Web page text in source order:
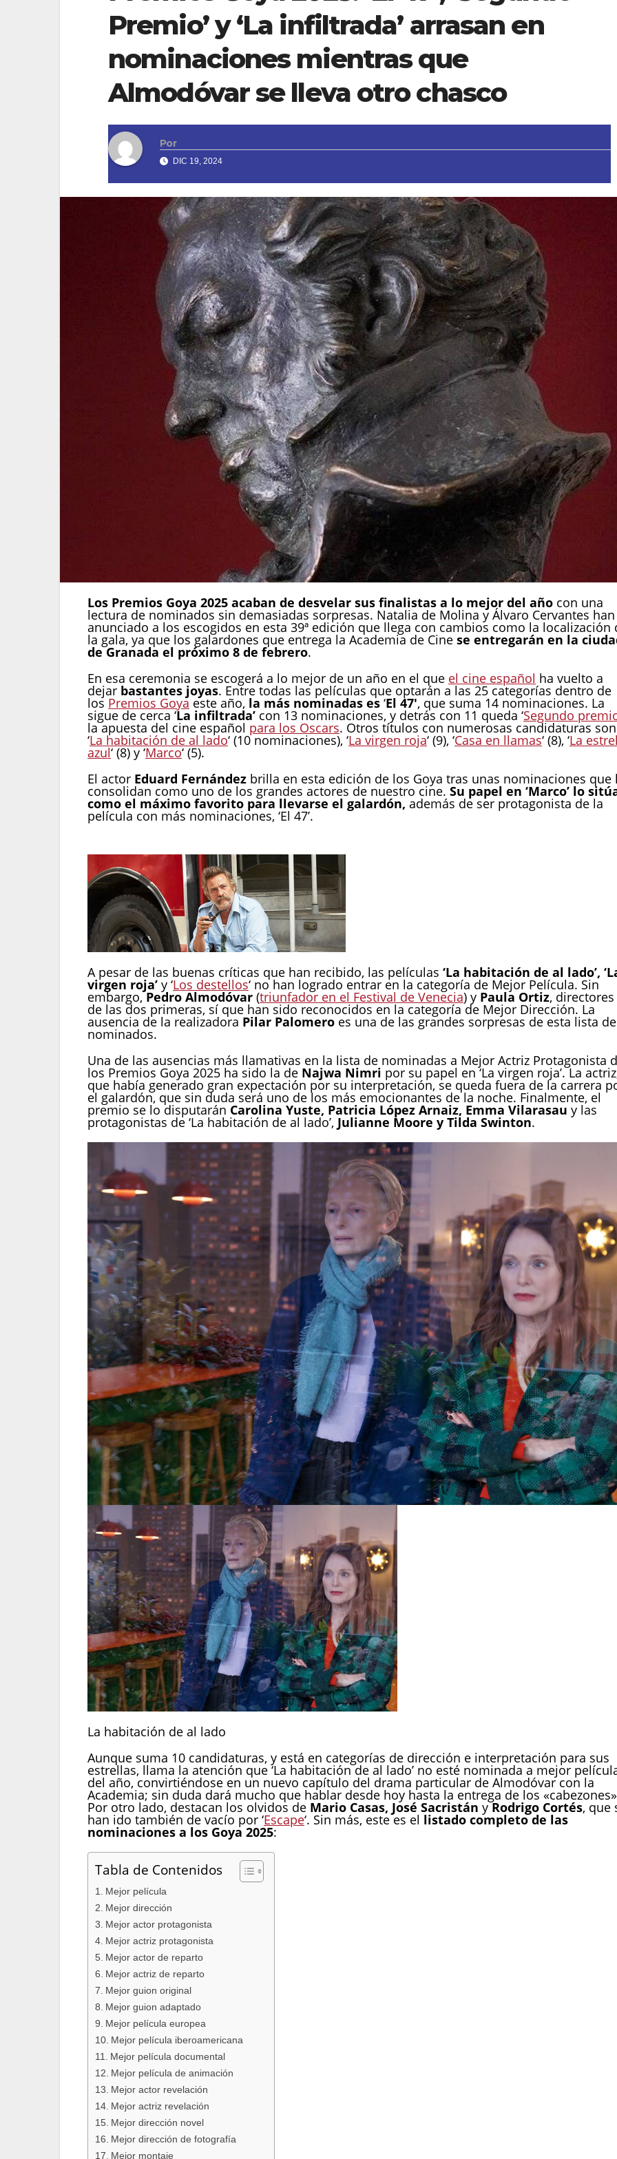
Premio’ y ‘La infiltrada’ arrasan en
nominaciones mientras que
Almodóvar se lleva otro chasco
Por
DIC 19, 2024
Los Premios Goya 2025 acaban de desvelar sus finalistas a lo mejor del año con una
lectura de nominados sin demasiadas sorpresas. Natalia de Molina y Álvaro Cervantes han
anunciado a los escogidos en esta 39ª edición que llega con cambios como la localización
la gala, ya que los galardones que entrega la Academia de Cine se entregarán en la
de Granada el próximo 8 de febrero.
En esa ceremonia se escogerá a lo mejor de un año en el que el cine español ha vuelto a
dejar bastantes joyas. Entre todas las películas que optarán a las 25 categorías dentro de
los Premios Goya este año, la más nominadas es ‘El 47′, que suma 14 nominaciones. La
sigue de cerca ‘La infiltrada’ con 13 nominaciones, y detrás con 11 queda ‘Segundo
la apuesta del cine español para los Oscars. Otros títulos con numerosas candidaturas son
‘La habitación de al lado‘ (10 nominaciones), ‘La virgen roja‘ (9), ‘Casa en llamas‘ (8), ‘La
azul‘ (8) y ‘Marco‘ (5).
El actor Eduard Fernández brilla en esta edición de los Goya tras unas nominaciones que
consolidan como uno de los grandes actores de nuestro cine. Su papel en ‘Marco’ lo
como el máximo favorito para llevarse el galardón, además de ser protagonista de la
película con más nominaciones, ‘El 47’.
A pesar de las buenas críticas que han recibido, las películas ‘La habitación de al lado’,
virgen roja’ y ‘Los destellos‘ no han logrado entrar en la categoría de Mejor Película. Sin
embargo,Pedro Almodóvar (triunfador en el Festival de Venecia) y Paula Ortiz, directores
de las dos primeras, sí que han sido reconocidos en la categoría de Mejor Dirección. La
ausencia de la realizadora Pilar Palomero es una de las grandes sorpresas de esta lista de
nominados.
Una de las ausencias más llamativas en la lista de nominadas a Mejor Actriz Protagonista
los Premios Goya 2025 ha sido la de Najwa Nimri por su papel en ‘La virgen roja’. La
que había generado gran expectación por su interpretación, se queda fuera de la carrera
el galardón, que sin duda será uno de los más emocionantes de la noche. Finalmente, el
premio se lo disputarán Carolina Yuste, Patricia López Arnaiz, Emma Vilarasau y las
protagonistas de ‘La habitación de al lado’, Julianne Moore y Tilda Swinton.
La habitación de al lado
Aunque suma 10 candidaturas, y está en categorías de dirección e interpretación para sus
estrellas, llama la atención que ‘La habitación de al lado’ no esté nominada a mejor
del año, convirtiéndose en un nuevo capítulo del drama particular de Almodóvar con la
Academia; sin duda dará mucho que hablar desde hoy hasta la entrega de los
Por otro lado, destacan los olvidos de Mario Casas, José Sacristán yRodrigo Cortés, que
han ido también de vacío por ‘Escape‘. Sin más, este es el listado completo de las
nominaciones a los Goya 2025:
Tabla de Contenidos
Mejor película
Mejor dirección
Mejor actor protagonista
Mejor actriz protagonista
Mejor actor de reparto
Mejor actriz de reparto
Mejor guion original
Mejor guion adaptado
Mejor película europea
Mejor película iberoamericana
Mejor película documental
Mejor película de animación
Mejor actor revelación
Mejor actriz revelación
Mejor dirección novel
Mejor dirección de fotografía
Mejor montaje